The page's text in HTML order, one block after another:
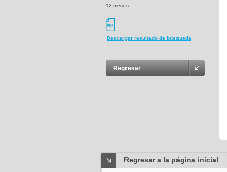
12 meses
Descargar resultado de búsqueda
Regresar
Regresar a la página inicial